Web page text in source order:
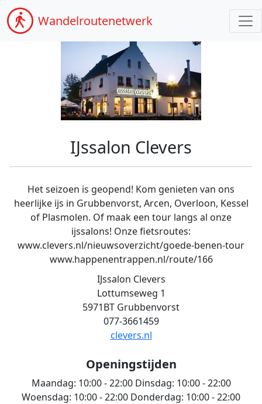
Wandelroutenetwerk
IJssalon Clevers
Het seizoen is geopend! Kom genieten van ons
heerlijke ijs in Grubbenvorst, Arcen, Overloon, Kessel
of Plasmolen. Of maak een tour langs al onze
ijssalons! Onze fietsroutes:
www.clevers.nl/nieuwsoverzicht/goede-benen-tour
www.happenentrappen.nl/route/166
IJssalon Clevers
Lottumseweg 1
5971BT Grubbenvorst
077-3661459
clevers.nl
Openingstijden
Maandag: 10:00 - 22:00Dinsdag: 10:00 - 22:00
Woensdag: 10:00 - 22:00 Donderdag: 10:00 - 22:00